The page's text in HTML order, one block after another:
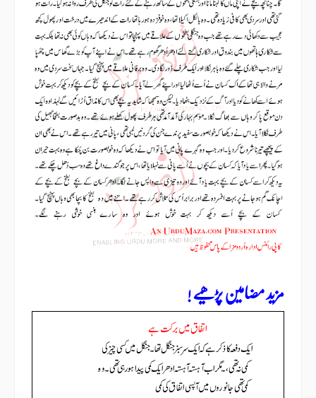
مزید مضامین پڑھیے !